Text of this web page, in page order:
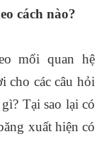
cách nào?
mối quan hệ
cho các câu hỏi
Tại sao lại có
xuất hiện có